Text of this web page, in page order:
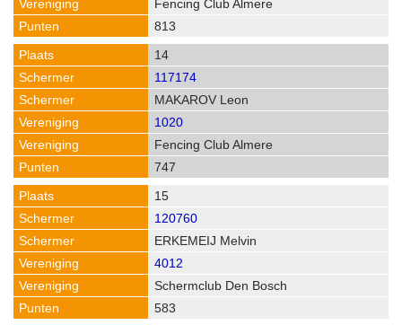
Fencing Club Almere
813
14
117174
MAKAROV Leon
1020
Fencing Club Almere
747
15
120760
ERKEMEIJ Melvin
4012
Schermclub Den Bosch
583